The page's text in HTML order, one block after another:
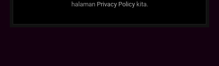
halaman Privacy Policykita.